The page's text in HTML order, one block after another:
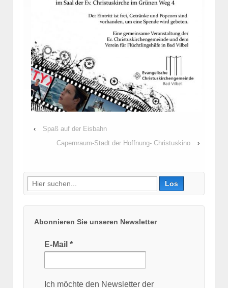
‹
Spaß auf der Eisbahn
Capernraum-Stadt der Hoffnung- Christuskino
›
Suche
nach:
Abonnieren Sie unseren Newsletter
E-Mail *
Ich möchte den Newsletter der